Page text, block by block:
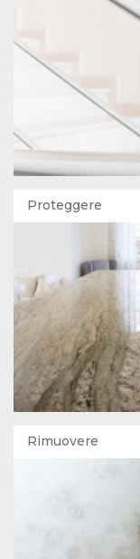
Proteggere
Rimuovere